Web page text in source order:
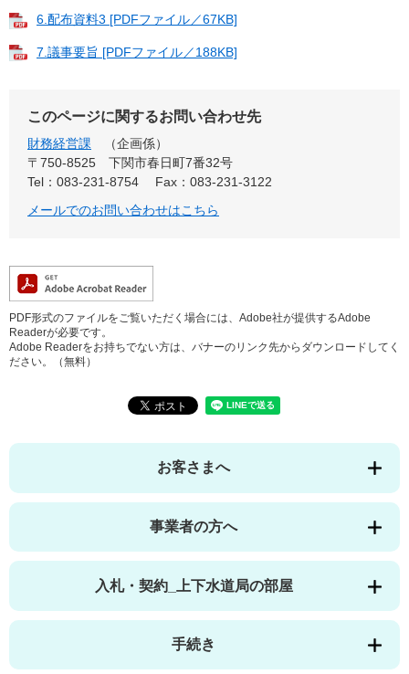
6.配布資料3 [PDFファイル／67KB]
7.議事要旨 [PDFファイル／188KB]
このページに関するお問い合わせ先
財務経営課
企画係
〒750-8525
下関市春日町7番32号
Tel：083-231-8754
Fax：083-231-3122
メールでのお問い合わせはこちら
PDF形式のファイルをご覧いただく場合には、Adobe社が提供するAdobe
Readerが必要です。
Adobe Readerをお持ちでない方は、バナーのリンク先からダウンロードしてく
ださい。（無料）
お客さまへ
事業者の方へ
入札・契約_上下水道局の部屋
手続き